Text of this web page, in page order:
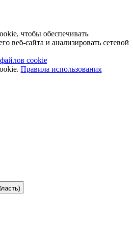
чтобы обеспечивать
веб-сайта и анализировать сетевой
cookie
Правила использования